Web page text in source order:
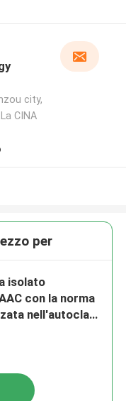
city,
CINA
per
isolato
con la norma
nell'autoclave